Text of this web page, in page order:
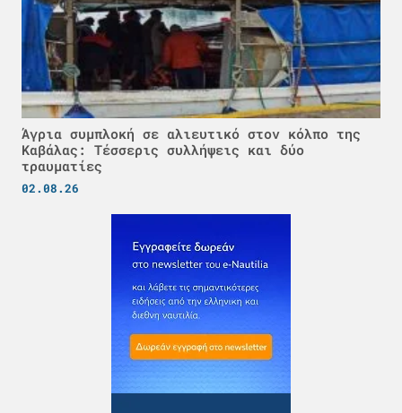
Άγρια συμπλοκή σε αλιευτικό στον κόλπο της
Καβάλας: Τέσσερις συλλήψεις και δύο
τραυματίες
02.08.26